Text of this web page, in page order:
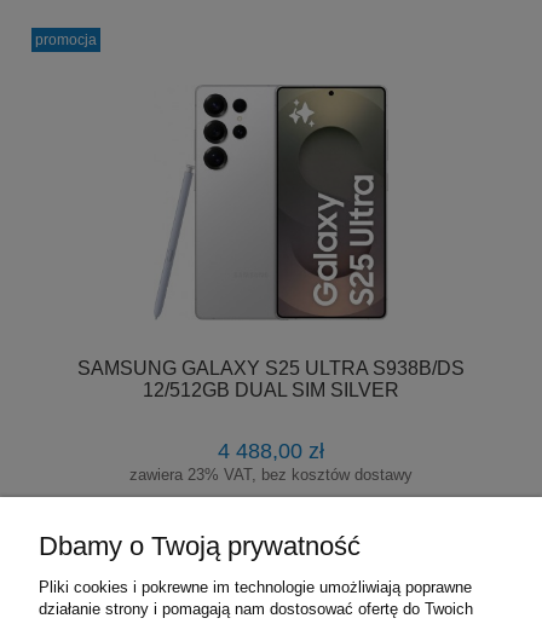
SAMSUNG GALAXY S25 ULTRA S938B/DS
12/512GB DUAL SIM SILVER
4 488,00 zł
zawiera 23% VAT, bez kosztów dostawy
Najniższa cena:4 588,00 zł
DO KOSZYKA
promocja
Dbamy o Twoją prywatność
Pliki cookies i pokrewne im technologie umożliwiają poprawne
działanie strony i pomagają nam dostosować ofertę do Twoich